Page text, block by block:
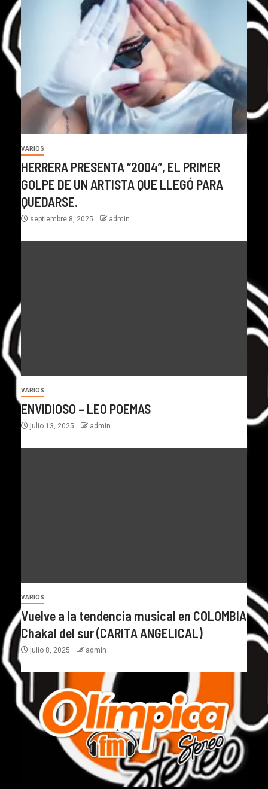
VARIOS
HERRERA PRESENTA “2004”, EL PRIMER
GOLPE DE UN ARTISTA QUE LLEGÓ PARA
QUEDARSE.
septiembre 8, 2025 admin
VARIOS
ENVIDIOSO – LEO POEMAS
julio 13, 2025 admin
VARIOS
Vuelve a la tendencia musical en COLOMBIA
Chakal del sur (CARITA ANGELICAL)
julio 8, 2025 admin